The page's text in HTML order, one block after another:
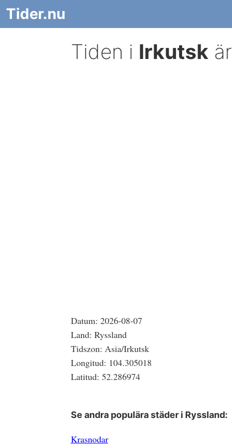
Tider.nu
Tiden i Irkutskär
Datum: 2026-08-07
Land: Ryssland
Tidszon: Asia/Irkutsk
Longitud: 104.305018
Latitud: 52.286974
Se andra populära städer i Ryssland:
Krasnodar